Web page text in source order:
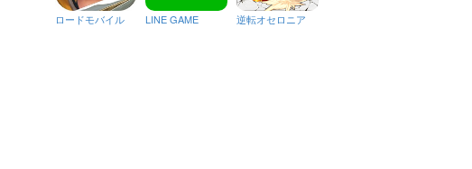
ロードモバイル LINE GAME 逆転オセロニア